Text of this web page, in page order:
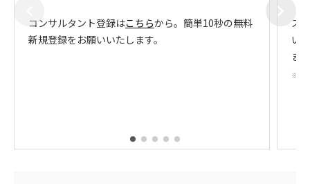
コンサルタント登録はこちらから。簡単10秒の無料
新規登録をお願いいたします。
ス
い
ま
※成